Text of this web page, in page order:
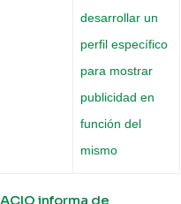
desarrollar un
perfil específico
para mostrar
publicidad en
función del
mismo
informa de